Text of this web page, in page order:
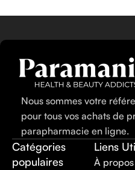
Nous sommes votre
pour tous vos achats de
parapharmacie en ligne.
Catégories
populaires
Liens
À